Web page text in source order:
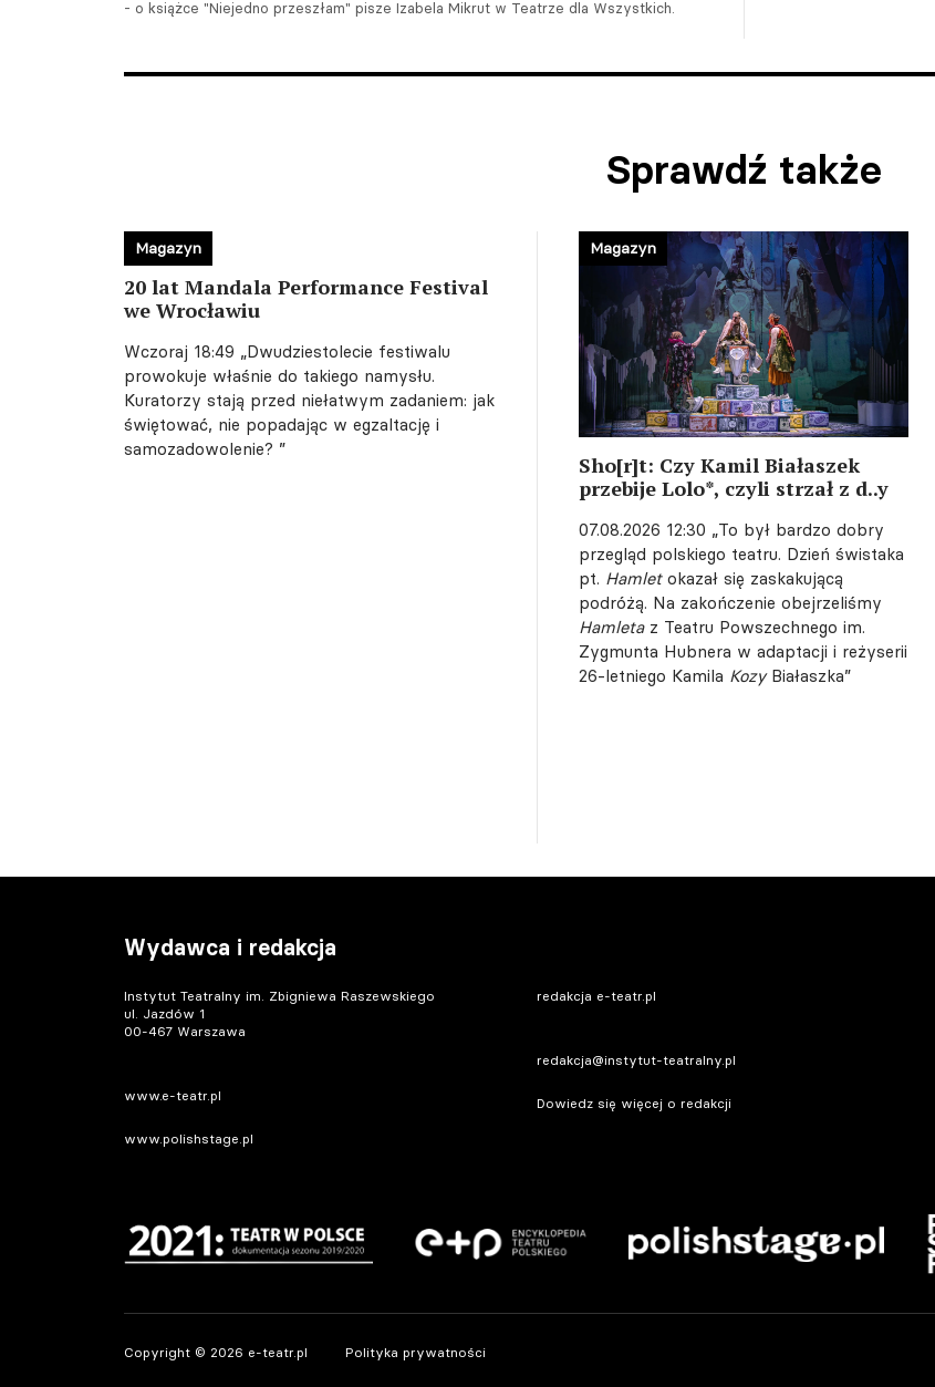
- o książce "Niejedno przeszłam" pisze Izabela Mikrut w Teatrze dla Wszystkich.
Sprawdź także
20 lat Mandala Performance Festival
we Wrocławiu
Wczoraj 18:49 „Dwudziestolecie festiwalu
prowokuje właśnie do takiego namysłu.
Kuratorzy stają przed niełatwym zadaniem: jak
świętować, nie popadając w egzaltację i
samozadowolenie? ”
Magazyn
Sho[r]t: Czy Kamil Białaszek
przebije Lolo*, czyli strzał z d..y
07.08.2026 12:30 „To był bardzo dobry
przegląd polskiego teatru. Dzień świstaka
pt. Hamletokazał się zaskakującą
podróżą. Na zakończenie obejrzeliśmy
Hamletaz Teatru Powszechnego im.
Zygmunta Hubnera w adaptacji i reżyserii
26-letniego Kamila KozyBiałaszka”
Magazyn
Wydawca i redakcja
Instytut Teatralny im. Zbigniewa Raszewskiego
ul. Jazdów 1
00-467 Warszawa
www.e-teatr.pl
www.polishstage.pl
redakcja e-teatr.pl
redakcja@instytut-teatralny.pl
Dowiedz się więcej o redakcji
Copyright © 2026 e-teatr.pl Polityka prywatności